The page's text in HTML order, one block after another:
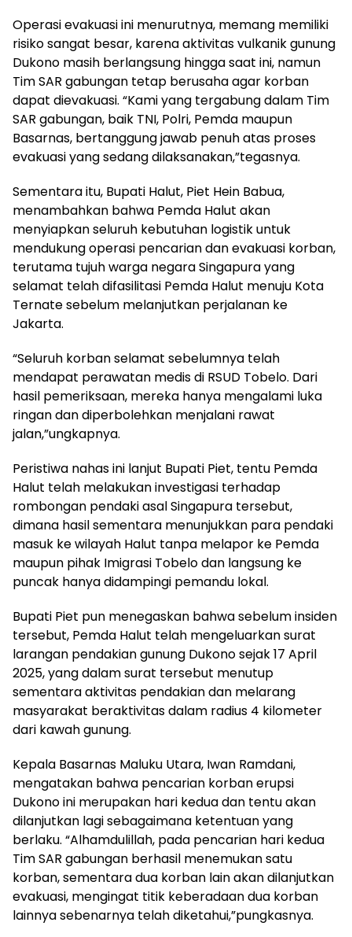
Operasi evakuasi ini menurutnya, memang memiliki
risiko sangat besar, karena aktivitas vulkanik gunung
Dukono masih berlangsung hingga saat ini, namun
Tim SAR gabungan tetap berusaha agar korban
dapat dievakuasi. “Kami yang tergabung dalam Tim
SAR gabungan, baik TNI, Polri, Pemda maupun
Basarnas, bertanggung jawab penuh atas proses
evakuasi yang sedang dilaksanakan,”tegasnya.
Sementara itu, Bupati Halut, Piet Hein Babua,
menambahkan bahwa Pemda Halut akan
menyiapkan seluruh kebutuhan logistik untuk
mendukung operasi pencarian dan evakuasi korban,
terutama tujuh warga negara Singapura yang
selamat telah difasilitasi Pemda Halut menuju Kota
Ternate sebelum melanjutkan perjalanan ke
Jakarta.
“Seluruh korban selamat sebelumnya telah
mendapat perawatan medis di RSUD Tobelo. Dari
hasil pemeriksaan, mereka hanya mengalami luka
ringan dan diperbolehkan menjalani rawat
jalan,”ungkapnya.
Peristiwa nahas ini lanjut Bupati Piet, tentu Pemda
Halut telah melakukan investigasi terhadap
rombongan pendaki asal Singapura tersebut,
dimana hasil sementara menunjukkan para pendaki
masuk ke wilayah Halut tanpa melapor ke Pemda
maupun pihak Imigrasi Tobelo dan langsung ke
puncak hanya didampingi pemandu lokal.
Bupati Piet pun menegaskan bahwa sebelum insiden
tersebut, Pemda Halut telah mengeluarkan surat
larangan pendakian gunung Dukono sejak 17 April
2025, yang dalam surat tersebut menutup
sementara aktivitas pendakian dan melarang
masyarakat beraktivitas dalam radius 4 kilometer
dari kawah gunung.
Kepala Basarnas Maluku Utara, Iwan Ramdani,
mengatakan bahwa pencarian korban erupsi
Dukono ini merupakan hari kedua dan tentu akan
dilanjutkan lagi sebagaimana ketentuan yang
berlaku. “Alhamdulillah, pada pencarian hari kedua
Tim SAR gabungan berhasil menemukan satu
korban, sementara dua korban lain akan dilanjutkan
evakuasi, mengingat titik keberadaan dua korban
lainnya sebenarnya telah diketahui,”pungkasnya.